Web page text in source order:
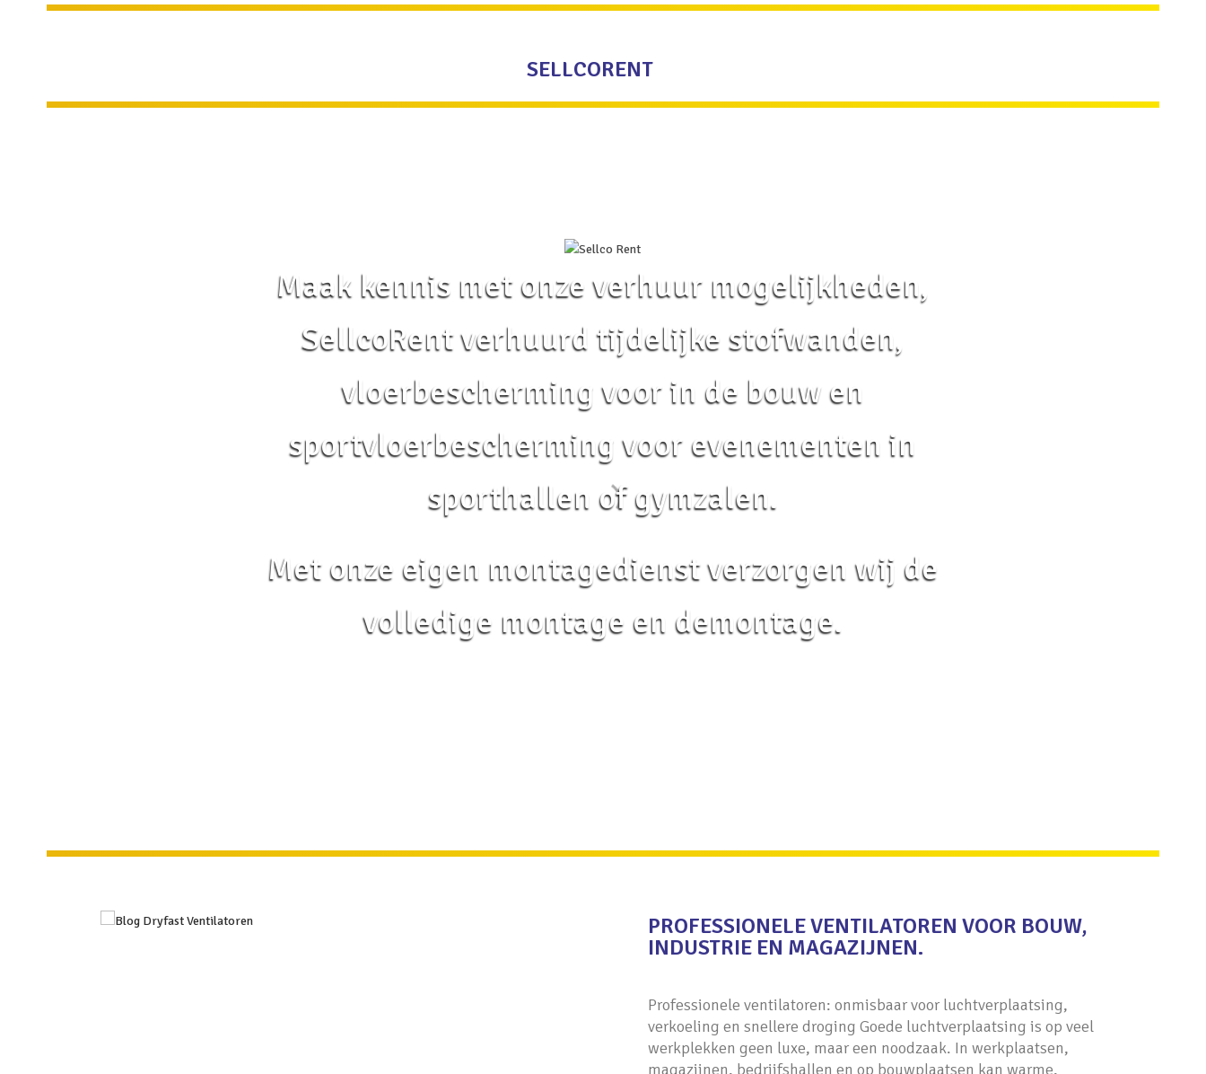
SELLCORENT
Maak kennis met onze verhuur mogelijkheden,
SellcoRent verhuurd tijdelijke stofwanden,
vloerbescherming voor in de bouw en
sportvloerbescherming voor evenementen in
sporthallen of gymzalen.
Met onze eigen montagedienst verzorgen wij de
volledige montage en demontage.
PROFESSIONELE VENTILATOREN VOOR BOUW,
INDUSTRIE EN MAGAZIJNEN.
Professionele ventilatoren: onmisbaar voor luchtverplaatsing,
verkoeling en snellere droging Goede luchtverplaatsing is op veel
werkplekken geen luxe, maar een noodzaak. In werkplaatsen,
magazijnen, bedrijfshallen en op bouwplaatsen kan warme,